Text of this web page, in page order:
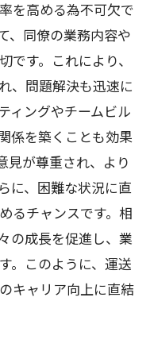
を高める為不可欠で
、同僚の業務内容や
す。これにより、
、問題解決も迅速に
ィングやチームビル
係を築くことも効果
見が尊重され、より
に、困難な状況に直
るチャンスです。相
の成長を促進し、業
。このように、運送
キャリア向上に直結